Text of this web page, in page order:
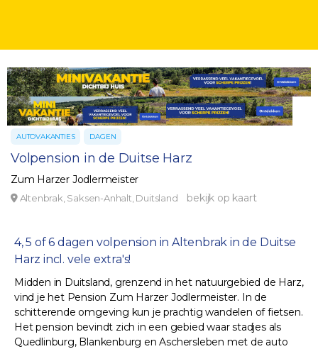
AUTOVAKANTIES DAGEN
Volpension in de Duitse Harz
Zum Harzer Jodlermeister
Altenbrak, Saksen-Anhalt, Duitsland bekijk op kaart
4, 5 of 6 dagen volpension in Altenbrak in de Duitse
Harz incl. vele extra's!
Midden in Duitsland, grenzend in het natuurgebied de Harz,
vind je het Pension Zum Harzer Jodlermeister. In de
schitterende omgeving kun je prachtig wandelen of fietsen.
Het pension bevindt zich in een gebied waar stadjes als
Quedlinburg, Blankenburg en Aschersleben met de auto